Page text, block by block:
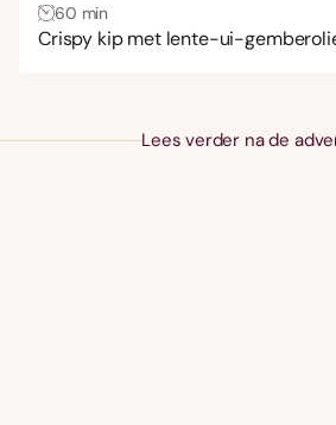
60 min
Crispy kip met lente-ui-
Lees verder na de